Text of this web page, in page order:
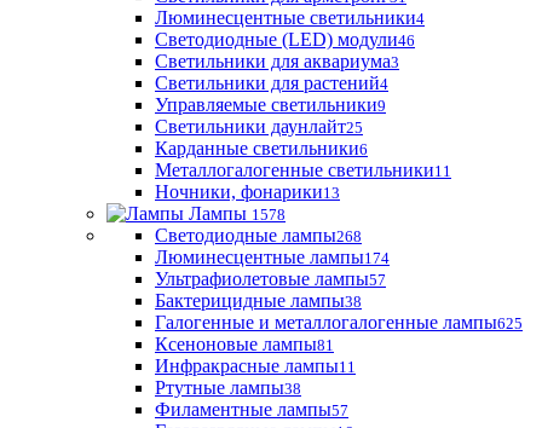
Люминесцентные светильники4
Светодиодные (LED) модули46
Светильники для аквариума3
Светильники для растений4
Управляемые светильники9
Светильники даунлайт25
Карданные светильники6
Металлогалогенные светильники11
Ночники, фонарики13
Лампы 1578
Светодиодные лампы268
Люминесцентные лампы174
Ультрафиолетовые лампы57
Бактерицидные лампы38
Галогенные и металлогалогенные лампы625
Ксеноновые лампы81
Инфракрасные лампы11
Ртутные лампы38
Филаментные лампы57